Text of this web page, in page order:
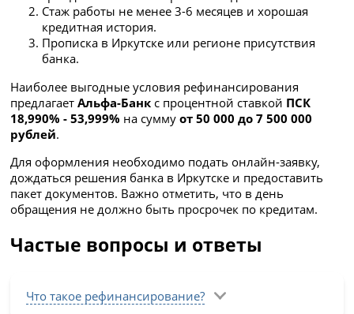
Стаж работы не менее 3-6 месяцев и хорошая
кредитная история.
Прописка в Иркутске или регионе присутствия
банка.
Наиболее выгодные условия рефинансирования
предлагаетАльфа-Банк с процентной ставкой ПСК
18,990% - 53,999% на суммуот 50 000 до 7 500 000
рублей.
Для оформления необходимо подать онлайн-заявку,
дождаться решения банка в Иркутске и предоставить
пакет документов. Важно отметить, что в день
обращения не должно быть просрочек по кредитам.
Частые вопросы и ответы
Что такое рефинансирование?